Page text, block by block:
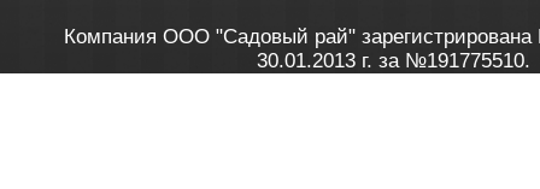
Компания ООО "Садовый рай" зарегистрирована
30.01.2013 г. за №191775510.